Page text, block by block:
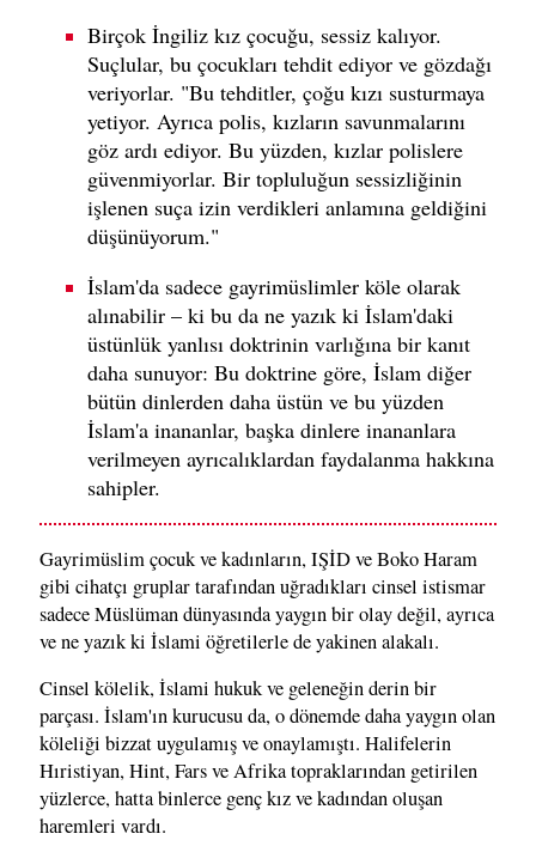
Birçok İngiliz kız çocuğu, sessiz kalıyor.
Suçlular, bu çocukları tehdit ediyor ve gözdağı
veriyorlar. "Bu tehditler, çoğu kızı susturmaya
yetiyor. Ayrıca polis, kızların savunmalarını
göz ardı ediyor. Bu yüzden, kızlar polislere
güvenmiyorlar. Bir topluluğun sessizliğinin
işlenen suça izin verdikleri anlamına geldiğini
düşünüyorum."
İslam'da sadece gayrimüslimler köle olarak
alınabilir – ki bu da ne yazık ki İslam'daki
üstünlük yanlısı doktrinin varlığına bir kanıt
daha sunuyor: Bu doktrine göre, İslam diğer
bütün dinlerden daha üstün ve bu yüzden
İslam'a inananlar, başka dinlere inananlara
verilmeyen ayrıcalıklardan faydalanma hakkına
sahipler.
Gayrimüslim çocuk ve kadınların, IŞİD ve Boko Haram
gibi cihatçı gruplar tarafından uğradıkları cinsel istismar
sadece Müslüman dünyasında yaygın bir olay değil, ayrıca
ve ne yazık ki İslami öğretilerle de yakinen alakalı.
Cinsel kölelik, İslami hukuk ve geleneğin derin bir
parçası. İslam'ın kurucusu da, o dönemde daha yaygın olan
köleliği bizzat uygulamış ve onaylamıştı. Halifelerin
Hıristiyan, Hint, Fars ve Afrika topraklarından getirilen
yüzlerce, hatta binlerce genç kız ve kadından oluşan
haremleri vardı.